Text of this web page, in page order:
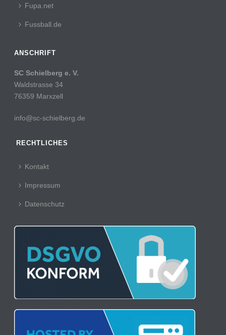
Fupa.net
Fussball.de
ANSCHRIFT
SC Schielberg e. V.
Waldstrasse 34
76359 Marxzell
info@sc-schielberg.de
RECHTLICHES
Kontakt
Impressum
Datenschutz